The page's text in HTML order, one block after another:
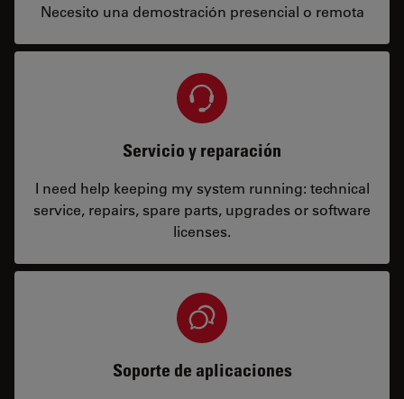
Necesito una demostración presencial o remota
Servicio y reparación
I need help keeping my system running: technical
service, repairs, spare parts, upgrades or software
licenses.
Soporte de aplicaciones